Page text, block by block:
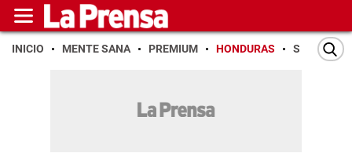
INICIO MENTE SANA PREMIUM HONDURAS SAN PEDRO